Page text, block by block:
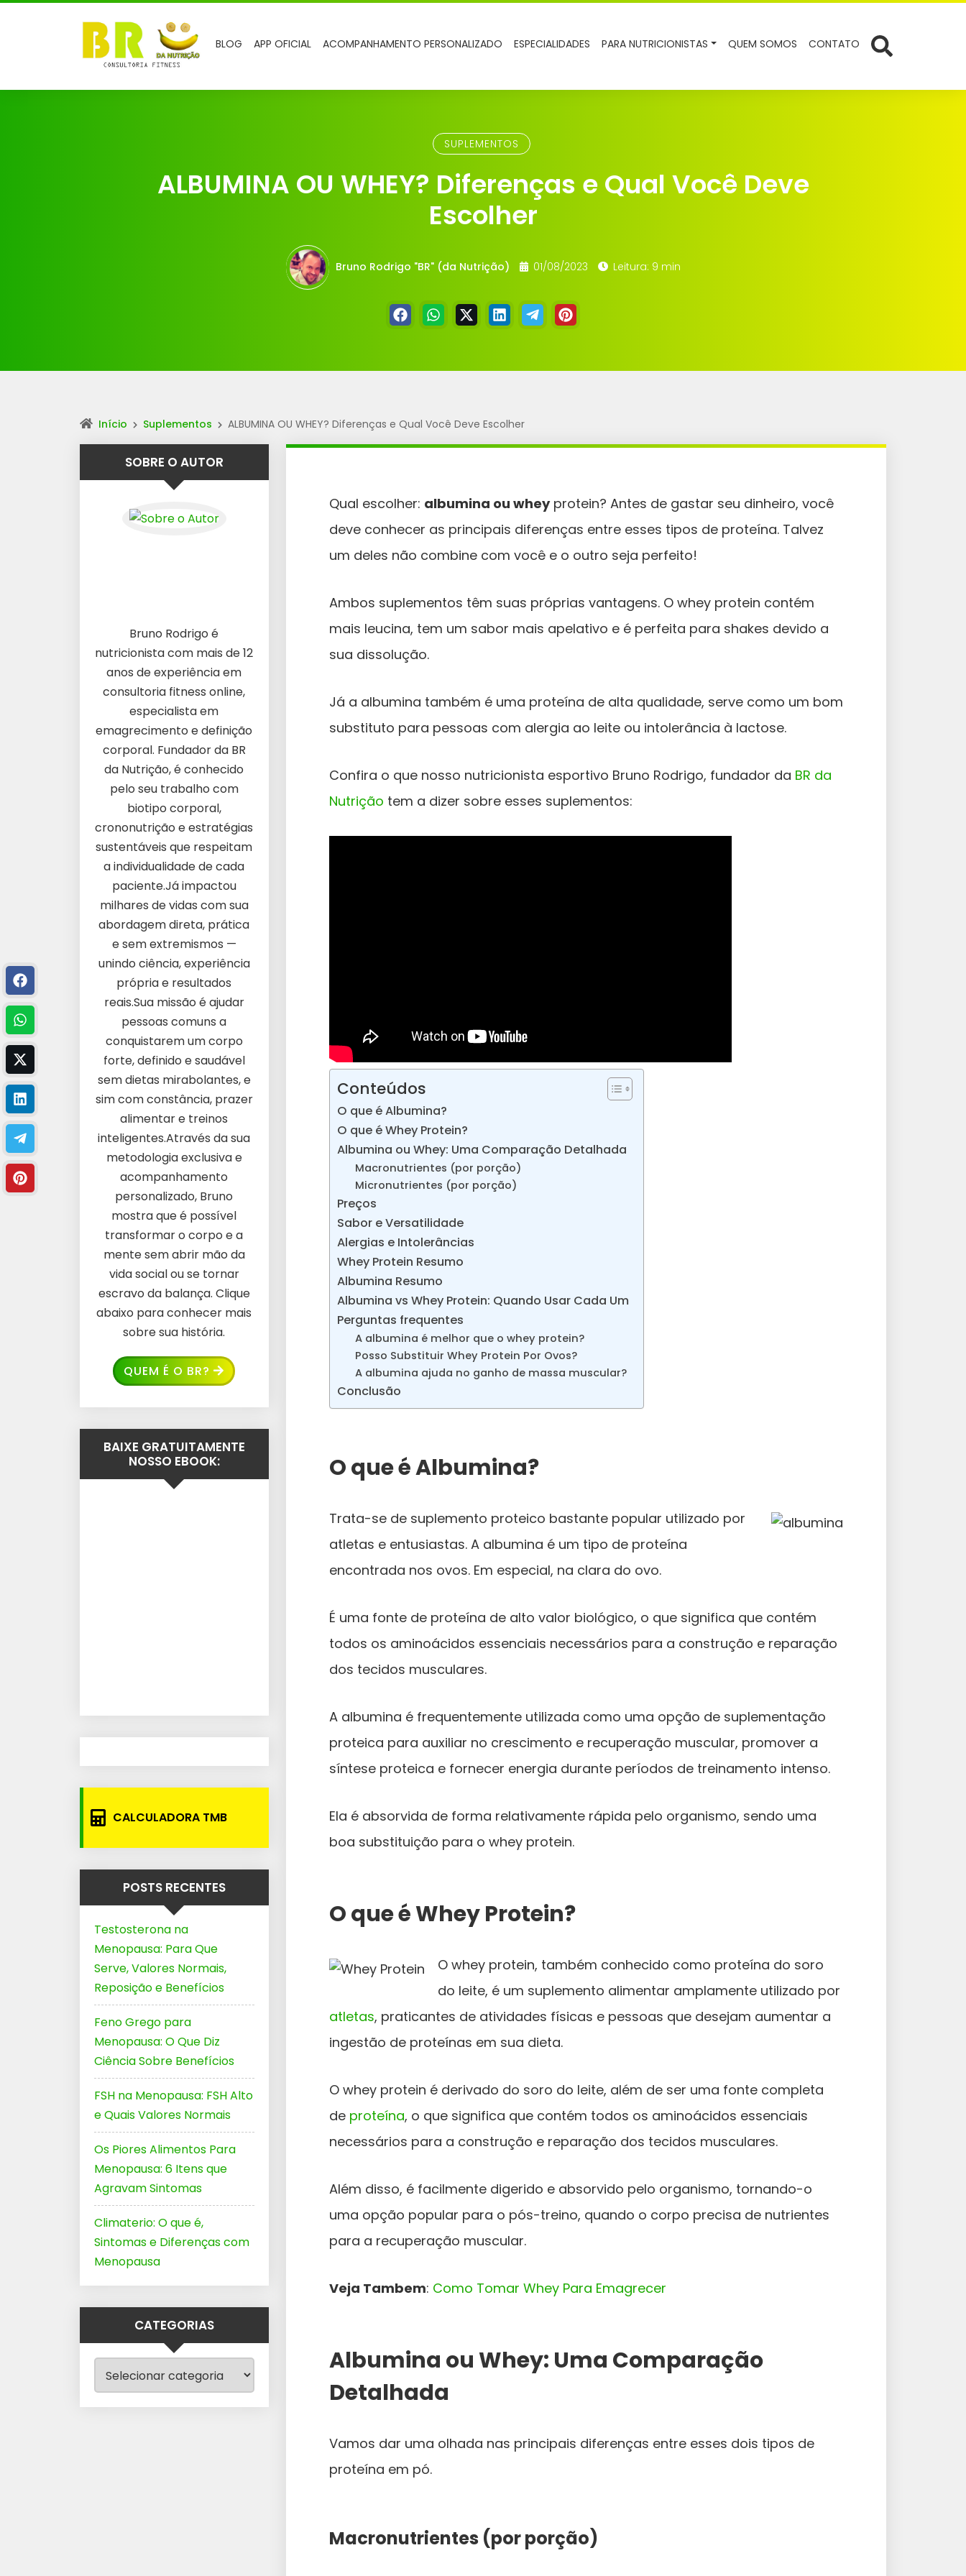
BLOG APP OFICIAL ACOMPANHAMENTO PERSONALIZADO ESPECIALIDADES PARA NUTRICIONISTAS QUEM SOMOS CONTATO
SUPLEMENTOS
ALBUMINA OU WHEY? Diferenças e Qual Você Deve
Escolher
Bruno Rodrigo "BR" (da Nutrição) 01/08/2023 Leitura: 9 min
Início Suplementos ALBUMINA OU WHEY? Diferenças e Qual Você Deve Escolher
Qual escolher: albumina ou wheyprotein? Antes de gastar seu dinheiro, você
deve conhecer as principais diferenças entre esses tipos de proteína. Talvez
um deles não combine com você e o outro seja perfeito!
Ambos suplementos têm suas próprias vantagens. O whey protein contém
mais leucina, tem um sabor mais apelativo e é perfeita para shakes devido a
sua dissolução.
Já a albumina também é uma proteína de alta qualidade, serve como um bom
substituto para pessoas com alergia ao leite ou intolerância à lactose.
Confira o que nosso nutricionista esportivo Bruno Rodrigo, fundador da BR da
Nutrição tem a dizer sobre esses suplementos:
Conteúdos
O que é Albumina?
O que é Whey Protein?
Albumina ou Whey: Uma Comparação Detalhada
Macronutrientes (por porção)
Micronutrientes (por porção)
Preços
Sabor e Versatilidade
Alergias e Intolerâncias
Whey Protein Resumo
Albumina Resumo
Albumina vs Whey Protein: Quando Usar Cada Um
Perguntas frequentes
A albumina é melhor que o whey protein?
Posso Substituir Whey Protein Por Ovos?
A albumina ajuda no ganho de massa muscular?
Conclusão
O que é Albumina?
Trata-se de suplemento proteico bastante popular utilizado por
atletas e entusiastas. A albumina é um tipo de proteína
encontrada nos ovos. Em especial, na clara do ovo.
É uma fonte de proteína de alto valor biológico, o que significa que contém
todos os aminoácidos essenciais necessários para a construção e reparação
dos tecidos musculares.
A albumina é frequentemente utilizada como uma opção de suplementação
proteica para auxiliar no crescimento e recuperação muscular, promover a
síntese proteica e fornecer energia durante períodos de treinamento intenso.
Ela é absorvida de forma relativamente rápida pelo organismo, sendo uma
boa substituição para o whey protein.
O que é Whey Protein?
O whey protein, também conhecido como proteína do soro
do leite, é um suplemento alimentar amplamente utilizado por
atletas, praticantes de atividades físicas e pessoas que desejam aumentar a
ingestão de proteínas em sua dieta.
O whey protein é derivado do soro do leite, além de ser uma fonte completa
de proteína, o que significa que contém todos os aminoácidos essenciais
necessários para a construção e reparação dos tecidos musculares.
Além disso, é facilmente digerido e absorvido pelo organismo, tornando-o
uma opção popular para o pós-treino, quando o corpo precisa de nutrientes
para a recuperação muscular.
Veja Tambem: Como Tomar Whey Para Emagrecer
Albumina ou Whey: Uma Comparação
Detalhada
Vamos dar uma olhada nas principais diferenças entre esses dois tipos de
proteína em pó.
Macronutrientes (por porção)
SOBRE O AUTOR
Bruno Rodrigo é
nutricionista com mais de 12
anos de experiência em
consultoria fitness online,
especialista em
emagrecimento e definição
corporal. Fundador da BR
da Nutrição, é conhecido
pelo seu trabalho com
biotipo corporal,
crononutrição e estratégias
sustentáveis que respeitam
a individualidade de cada
paciente.Já impactou
milhares de vidas com sua
abordagem direta, prática
e sem extremismos —
unindo ciência, experiência
própria e resultados
reais.Sua missão é ajudar
pessoas comuns a
conquistarem um corpo
forte, definido e saudável
sem dietas mirabolantes, e
sim com constância, prazer
alimentar e treinos
inteligentes.Através da sua
metodologia exclusiva e
acompanhamento
personalizado, Bruno
mostra que é possível
transformar o corpo e a
mente sem abrir mão da
vida social ou se tornar
escravo da balança. Clique
abaixo para conhecer mais
sobre sua história.
QUEM É O BR?
BAIXE GRATUITAMENTE
NOSSO EBOOK:
CALCULADORA TMB
POSTS RECENTES
Testosterona na
Menopausa: Para Que
Serve, Valores Normais,
Reposição e Benefícios
Feno Grego para
Menopausa: O Que Diz
Ciência Sobre Benefícios
FSH na Menopausa: FSH Alto
e Quais Valores Normais
Os Piores Alimentos Para
Menopausa: 6 Itens que
Agravam Sintomas
Climaterio: O que é,
Sintomas e Diferenças com
Menopausa
CATEGORIAS